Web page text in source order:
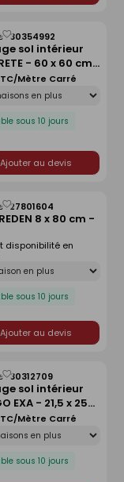
sol intérieur
- 60 x 60 cm
- ocre
:30354992
sous 10 jours
Mètre Carré
Ajouter au devis
Enregistrer
comme
liste
8 x 80 cm -
:27801604
sous 10 jours
disponibilité en
Ajouter au devis
Enregistrer
comme
sol intérieur
EXA - 21,5 x 25
mm - olive
:30312709
sous 10 jours
Mètre Carré
Enregistrer
comme
liste